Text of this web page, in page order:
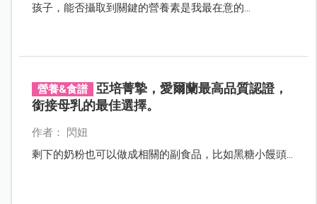
孩子，能否攝取到關鍵的營養素是我最在意的...
營養&食譜
亞培菁摯，愛爾蘭最高品質認證，
銜接母乳的最佳選擇。
作者： 閃妞
剩下的奶粉也可以做成相關的副食品，比如黑糖小饅頭...